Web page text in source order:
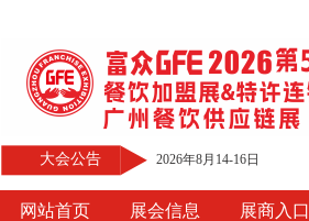
大会公告 2026年8月14-16日
网站首页 展会信息 展商入口